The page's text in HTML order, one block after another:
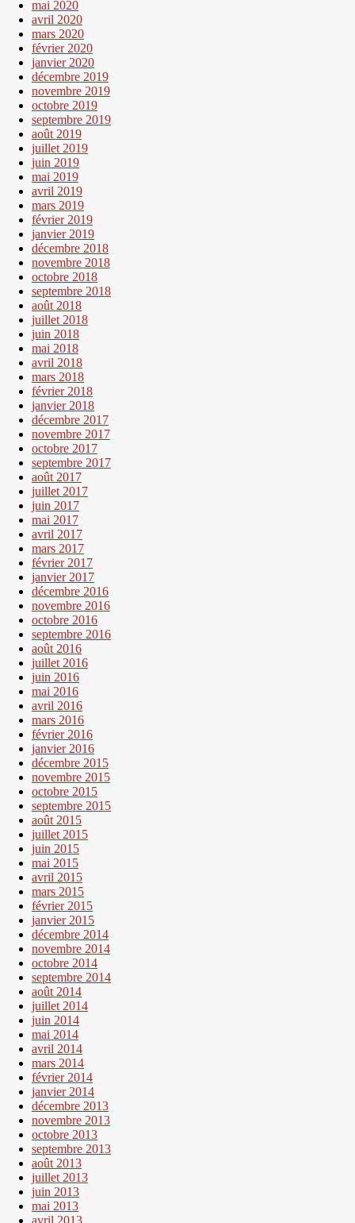
mai 2020
avril 2020
mars 2020
février 2020
janvier 2020
décembre 2019
novembre 2019
octobre 2019
septembre 2019
août 2019
juillet 2019
juin 2019
mai 2019
avril 2019
mars 2019
février 2019
janvier 2019
décembre 2018
novembre 2018
octobre 2018
septembre 2018
août 2018
juillet 2018
juin 2018
mai 2018
avril 2018
mars 2018
février 2018
janvier 2018
décembre 2017
novembre 2017
octobre 2017
septembre 2017
août 2017
juillet 2017
juin 2017
mai 2017
avril 2017
mars 2017
février 2017
janvier 2017
décembre 2016
novembre 2016
octobre 2016
septembre 2016
août 2016
juillet 2016
juin 2016
mai 2016
avril 2016
mars 2016
février 2016
janvier 2016
décembre 2015
novembre 2015
octobre 2015
septembre 2015
août 2015
juillet 2015
juin 2015
mai 2015
avril 2015
mars 2015
février 2015
janvier 2015
décembre 2014
novembre 2014
octobre 2014
septembre 2014
août 2014
juillet 2014
juin 2014
mai 2014
avril 2014
mars 2014
février 2014
janvier 2014
décembre 2013
novembre 2013
octobre 2013
septembre 2013
août 2013
juillet 2013
juin 2013
mai 2013